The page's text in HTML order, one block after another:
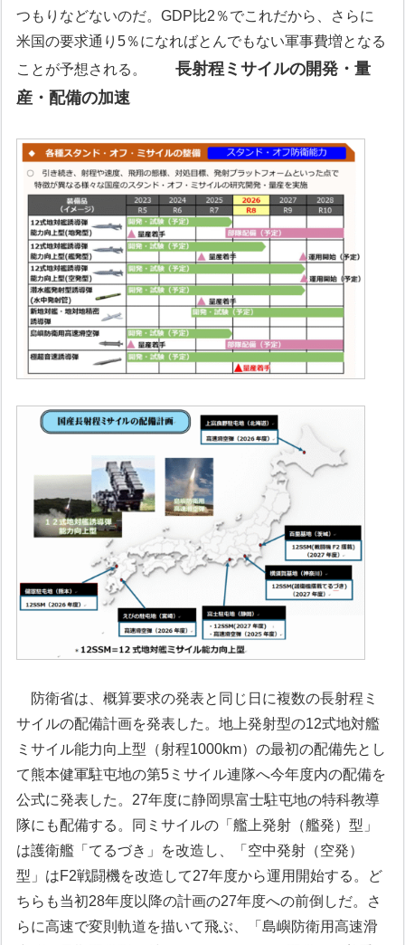
つもりなどないのだ。GDP比2％でこれだから、さらに
米国の要求通り5％になればとんでもない軍事費増となる
ことが予想される。
長射程ミサイルの開発・量
産・配備の加速
防衛省は、概算要求の発表と同じ日に複数の長射程ミ
サイルの配備計画を発表した。地上発射型の12式地対艦
ミサイル能力向上型（射程1000km）の最初の配備先とし
て熊本健軍駐屯地の第5ミサイル連隊へ今年度内の配備を
公式に発表した。27年度に静岡県富士駐屯地の特科教導
隊にも配備する。同ミサイルの「艦上発射（艦発）型」
は護衛艦「てるづき」を改造し、「空中発射（空発）
型」はF2戦闘機を改造して27年度から運用開始する。ど
ちらも当初28年度以降の計画の27年度への前倒しだ。さ
らに高速で変則軌道を描いて飛ぶ、「島嶼防衛用高速滑